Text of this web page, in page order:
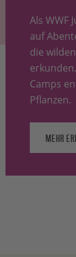
Als WWF
auf
die
Camps
Pflanzen.
MEHR